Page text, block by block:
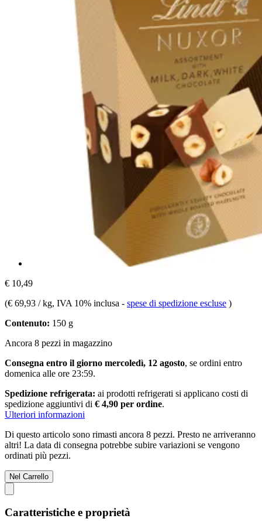
€ 10,49
(€ 69,93 / kg, IVA 10% inclusa - spese di spedizione escluse )
Contenuto: 150 g
Ancora 8 pezzi in magazzino
Consegna entro il giorno mercoledì, 12 agosto, se ordini entro
domenica alle ore 23:59.
Spedizione refrigerata: ai prodotti refrigerati si applicano costi di
spedizione aggiuntivi di € 4,90 per ordine.
Ulteriori informazioni
Di questo articolo sono rimasti ancora 8 pezzi. Presto ne arriveranno
altri! La data di consegna potrebbe subire variazioni se vengono
ordinati più pezzi.
Nel Carrello
Caratteristiche e proprietà